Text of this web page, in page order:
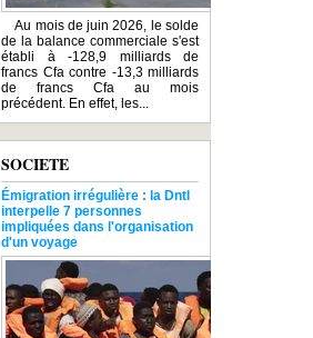
Au mois de juin 2026, le solde
de la balance commerciale s'est
établi à -128,9 milliards de
francs Cfa contre -13,3 milliards
de francs Cfa au mois
précédent. En effet, les...
SOCIETE
Émigration irrégulière : la Dntl
interpelle 7 personnes
impliquées dans l'organisation
d'un voyage